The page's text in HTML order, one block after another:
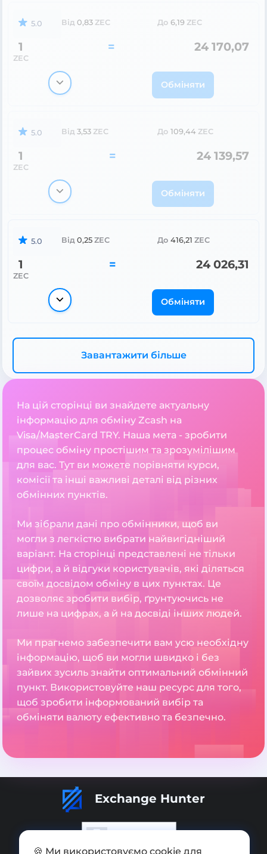
5.0 Від 0,83 ZEC До 6,19 ZEC
1
ZEC
= 24 170,07
Обміняти
5.0 Від 3,53 ZEC До 109,44 ZEC
1
ZEC
= 24 139,57
Обміняти
5.0 Від 0,25 ZEC До 416,21 ZEC
1
ZEC
= 24 026,31
Обміняти
Завантажити більше
На цій сторінці ви знайдете актуальну
інформацію для обміну Zcash на
Visa/MasterCard TRY. Наша мета - зробити
процес обміну простішим та зрозумілішим
для вас. Тут ви можете порівняти курси,
комісії та інші важливі деталі від різних
обмінних пунктів.
Ми зібрали дані про обмінники, щоб ви
могли з легкістю вибрати найвигідніший
варіант. На сторінці представлені не тільки
цифри, а й відгуки користувачів, які діляться
своїм досвідом обміну в цих пунктах. Це
дозволяє зробити вибір, ґрунтуючись не
лише на цифрах, а й на досвіді інших людей.
Ми прагнемо забезпечити вам усю необхідну
інформацію, щоб ви могли швидко і без
зайвих зусиль знайти оптимальний обмінний
пункт. Використовуйте наш ресурс для того,
щоб зробити інформований вибір та
обміняти валюту ефективно та безпечно.
Exchange Hunter
🍪 Ми використовуємо cookie для